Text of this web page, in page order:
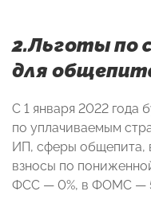
2.Льготы по
для
С 1 января 2022 года
по уплачиваемым
ИП, сферы общепита,
взносы по
ФСС — 0%, в ФОМС —